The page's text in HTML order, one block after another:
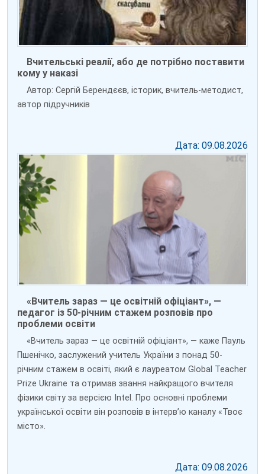
Вчительські реалії, або де потрібно поставити
кому у наказі
Автор: Сергій Берендєєв, історик, вчитель-методист,
автор підручників
Дата: 09.08.2026
«Вчитель зараз — це освітній офіціант», —
педагог із 50-річним стажем розповів про
проблеми освіти
«Вчитель зараз — це освітній офіціант», — каже Пауль
Пшенічко, заслужений учитель України з понад 50-
річним стажем в освіті, який є лауреатом Global Teacher
Prize Ukraine та отримав звання найкращого вчителя
фізики світу за версією Intel. Про основні проблеми
української освіти він розповів в інтерв’ю каналу «Твоє
місто».
Дата: 09.08.2026